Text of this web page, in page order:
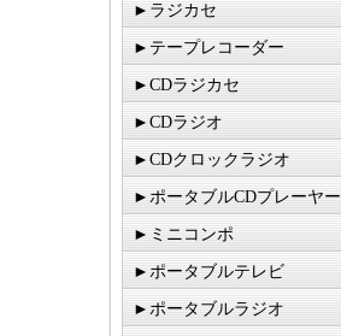
►ラジカセ
►テープレコーダー
►CDラジカセ
►CDラジオ
►CDクロックラジオ
►ポータブルCDプレーヤー
►ミニコンポ
►ポータブルテレビ
►ポータブルラジオ